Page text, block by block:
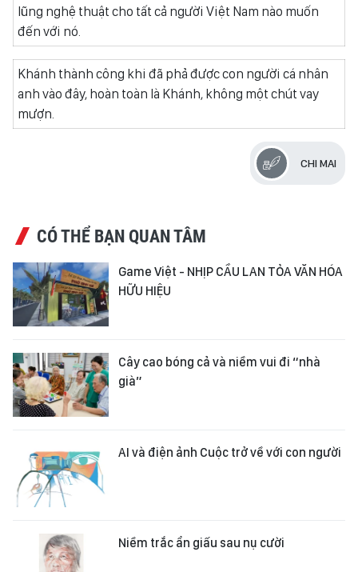
lũng nghệ thuật cho tất cả người Việt Nam nào muốn
đến với nó.
Khánh thành công khi đã phả được con người cá nhân
anh vào đây, hoàn toàn là Khánh, không một chút vay
mượn.
CHI MAI
CÓ THỂ BẠN QUAN TÂM
Game Việt - NHỊP CẦU LAN TỎA VĂN HÓA
HỮU HIỆU
Cây cao bóng cả và niềm vui đi “nhà
già”
AI và điện ảnh Cuộc trở về với con người
Niềm trắc ẩn giấu sau nụ cười